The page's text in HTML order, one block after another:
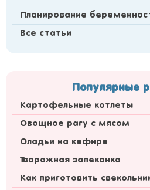
Планирование
Все статьи
Популярные
Картофельные котлеты
Овощное рагу с мясом
Оладьи на кефире
Творожная запеканка
Как приготовить